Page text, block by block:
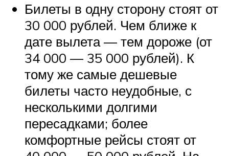
Билеты в одну сторону стоят от
30 000 рублей. Чем ближе к
дате вылета — тем дороже (от
34 000 — 35 000 рублей). К
тому же самые дешевые
билеты часто неудобные, с
несколькими долгими
пересадками; более
комфортные рейсы стоят от